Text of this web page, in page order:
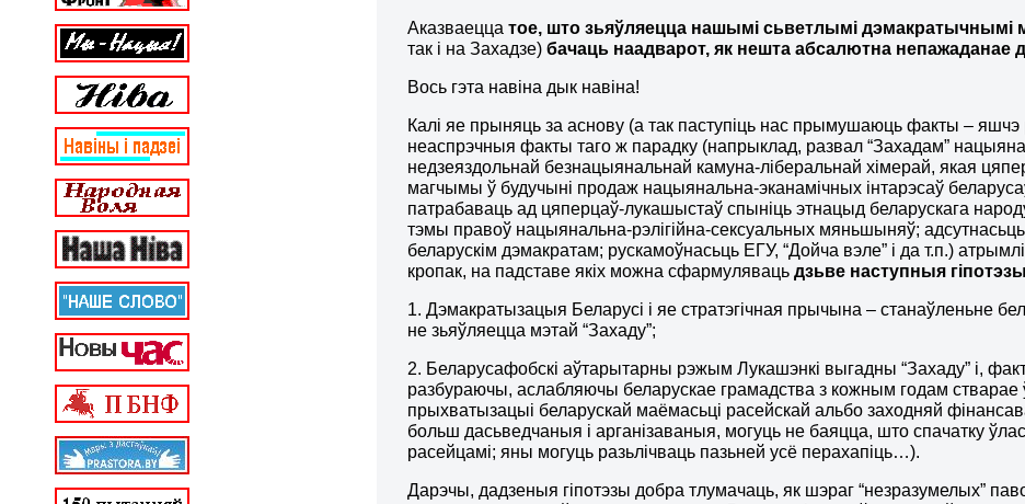
Аказваеццатое, што зьяўляецца нашымі сьветлымі дэмакратычнымі
так і на Захадзе) бачаць наадварот, як нешта абсалютна непажаданае
Вось гэта навіна дык навіна!
Калі яе прыняць за аснову (а так паступіць нас прымушаюць факты – яшчэ
неаспрэчныя факты таго ж парадку (напрыклад, развал “Захадам”
недзеяздольнай безнацыянальнай камуна-ліберальнай хімерай, якая
магчымы ў будучыні продаж нацыянальна-эканамічных інтарэсаў
патрабаваць ад цяперцаў-лукашыстаў спыніць этнацыд беларускага
тэмы правоў нацыянальна-рэлігійна-сексуальных мяньшыняў;
беларускім дэмакратам; рускамоўнасьць ЕГУ, “Дойча вэле” і да т.п.)
кропак, на падставе якіх можна сфармулявацьдзьве наступныя гіпотэзы
1. Дэмакратызацыя Беларусі і яе стратэгічная прычына – станаўленьне
не зьяўляецца мэтай “Захаду”;
2. Беларусафобскі аўтарытарны рэжым Лукашэнкі выгадны “Захаду” і,
разбураючы, аслабляючы беларускае грамадства з кожным годам
прыхватызацыі беларускай маёмасьці расейскай альбо заходняй
больш дасьведчаныя і арганізаваныя, могуць не баяцца, што спачатку
расейцамі; яны могуць разьлічваць пазьней усё перахапіць…).
Дарэчы, дадзеныя гіпотэзы добра тлумачаць, як шэраг “незразумелых”